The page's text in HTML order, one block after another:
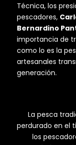
Técnica, los
pescadores,
Bernardino
importancia de
como lo es la
artesanales
generación.
La pesca
perdurado en el
los